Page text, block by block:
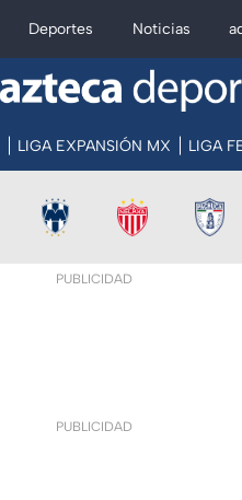
Deportes Noticias
LIGA EXPANSIÓN MX LIGA
PUBLICIDAD
PUBLICIDAD